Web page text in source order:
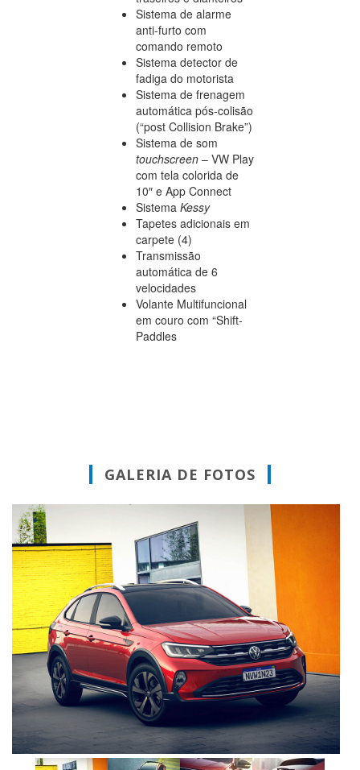
Sistema de alarme
anti-furto com
comando remoto
Sistema detector de
fadiga do motorista
Sistema de frenagem
automática pós-colisão
(“post Collision Brake”)
Sistema de som
touchscreen – VW Play
com tela colorida de
10″ e App Connect
Sistema Kessy
Tapetes adicionais em
carpete (4)
Transmissão
automática de 6
velocidades
Volante Multifuncional
em couro com “Shift-
Paddles
GALERIA DE FOTOS